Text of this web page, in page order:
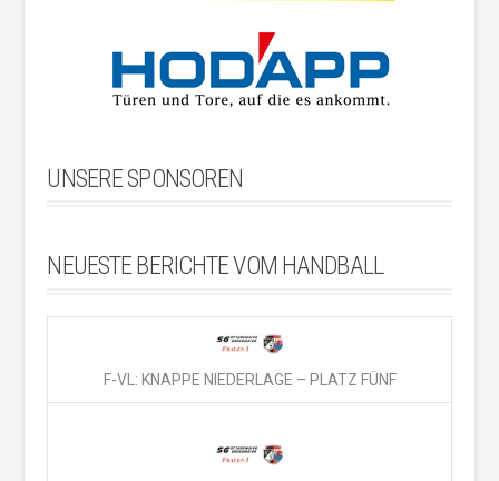
UNSERE SPONSOREN
NEUESTE BERICHTE VOM HANDBALL
F-VL: KNAPPE NIEDERLAGE – PLATZ FÜNF